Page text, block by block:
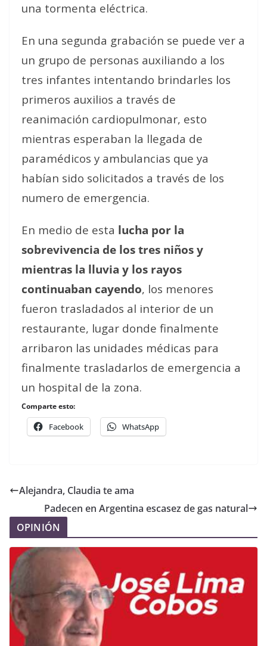
una tormenta eléctrica.
En una segunda grabación se puede ver a
un grupo de personas auxiliando a los
tres infantes intentando brindarles los
primeros auxilios a través de
reanimación cardiopulmonar, esto
mientras esperaban la llegada de
paramédicos y ambulancias que ya
habían sido solicitados a través de los
numero de emergencia.
En medio de esta lucha por la
sobrevivencia de los tres niños y
mientras la lluvia y los rayos
continuaban cayendo, los menores
fueron trasladados al interior de un
restaurante, lugar donde finalmente
arribaron las unidades médicas para
finalmente trasladarlos de emergencia a
un hospital de la zona.
Comparte esto:
Facebook WhatsApp
Alejandra, Claudia te ama
Padecen en Argentina escasez de gas natural
OPINIÓN